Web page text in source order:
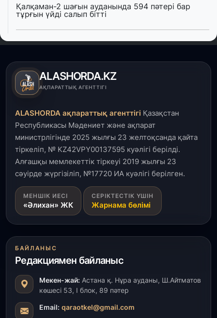
Қалқаман-2 шағын ауданында 594 пәтері бар
тұрғын үйді салып бітті
4 тамыз, 2026
артады – Үкімет отырысы
3 тамыз, 2026
пайдалануға берілді
3 тамыз, 2026
Қызылордада 300 орындық аурухана,
Президенттік кітапхана және жаңа театр
салынып жатыр
1 тамыз, 2026
Кинопоиск Қазақстан азаматтарының ең
танымал онлайн-кинотеатрына айналды
Ақмола облысындағы кездесуде кәсіпкерлер мен
ұстаздар «Әділет» партиясына өз ұсыныстарын
айтты
31 шілде, 2026
ҚР Президенті Орталық Азия елдеріне
ұзақмерзімді ынтымақтастық жоспарын әзірлеуді
ALASHORDA.KZ
АҚПАРАТТЫҚ АГЕНТТІГІ
ALASHORDA ақпараттық агенттігі Қазақстан
Республикасы Мәдениет және ақпарат
министрлігінде 2025 жылғы 23 желтоқсанда қайта
тіркеліп, № KZ42VPY00137595 куәлігі берілді.
Алғашқы мемлекеттік тіркеуі 2019 жылғы 23
сәуірде жүргізіліп, №17720 ИА куәлігі берілген.
МЕНШІК ИЕСІ
«Әлихан» ЖК
СЕРІКТЕСТІК ҮШІН
Жарнама бөлімі
БАЙЛАНЫС
Редакциямен байланыс
Мекен-жай: Астана қ. Нұра ауданы, Ш.Айтматов
көшесі 53, І блок, 89 пәтер
Email: qaraotkel@gmail.com